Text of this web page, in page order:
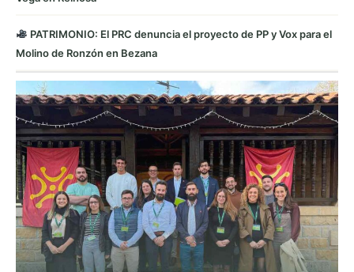
PATRIMONIO: El PRC denuncia el proyecto de PP y Vox para el
Molino de Ronzón en Bezana